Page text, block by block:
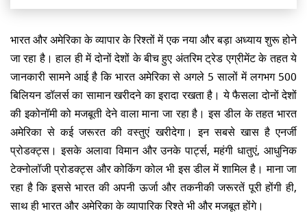
भारत और अमेरिका के व्यापार के रिश्तों में एक नया और बड़ा अध्याय शुरू होने
जा रहा है। हाल ही में दोनों देशों के बीच हुए अंतरिम ट्रेड एग्रीमेंट के तहत ये
जानकारी सामने आई है कि भारत अमेरिका से अगले 5 सालों में लगभग 500
बिलियन डॉलर्स का सामान खरीदने का इरादा रखता है। ये फैसला दोनों देशों
की इकोनॉमी को मजबूती देने वाला माना जा रहा है। इस डील के तहत भारत
अमेरिका से कई जरूरत की वस्तुएं खरीदेगा। इन सबसे खास है एनर्जी
प्रोडक्ट्स। इसके अलावा विमान और उनके पार्ट्स, महंगी धातुएं, आधुनिक
टेक्नोलॉजी प्रोडक्ट्स और कोकिंग कोल भी इस डील में शामिल है। माना जा
रहा है कि इससे भारत की अपनी ऊर्जा और तकनीकी जरूरतें पूरी होंगी ही,
साथ ही भारत और अमेरिका के व्यापारिक रिश्ते भी और मजबूत होंगे।